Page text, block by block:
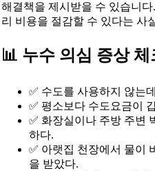
해결책을 제시받을 수 있습니
리 비용을 절감할 수 있다는 사
📊 누수 의심 증상
✅ 수도를 사용하지 않는
✅ 평소보다 수도요금이
✅ 화장실이나 주방 주변
하다.
✅ 아랫집 천장에서 물이
을 받았다.